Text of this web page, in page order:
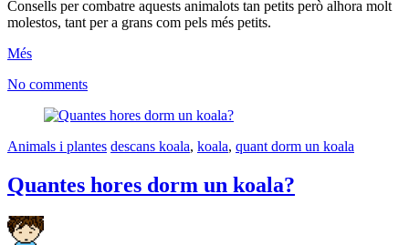
Consells per combatre aquests animalots tan petits però alhora molt
molestos, tant per a grans com pels més petits.
Més
No comments
Animals i plantes descans koala, koala, quant dorm un koala
Quantes hores dorm un koala?